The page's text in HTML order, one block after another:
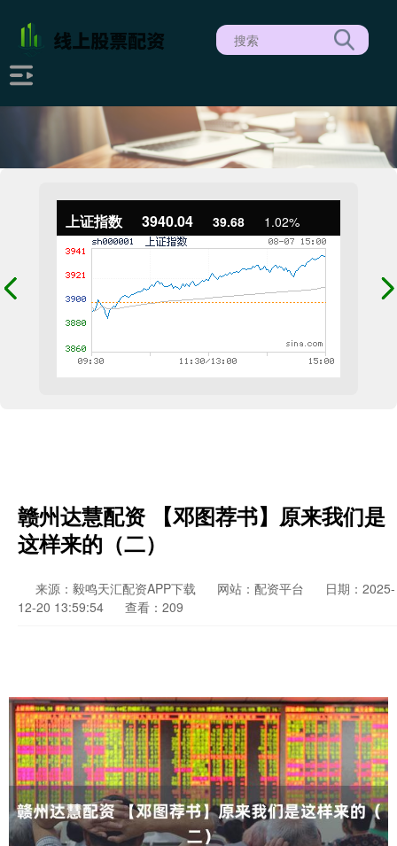
上证指数 3940.04 39.68 1.02%
赣州达慧配资 【邓图荐书】原来我们是
这样来的（二）
来源：毅鸣天汇配资APP下载 网站：配资平台
日期：2025-
12-20 13:59:54
查看：209